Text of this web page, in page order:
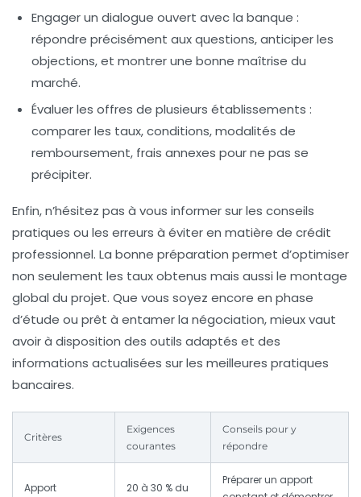
Engager un dialogue ouvert avec la banque :
répondre précisément aux questions, anticiper les
objections, et montrer une bonne maîtrise du
marché.
Évaluer les offres de plusieurs établissements :
comparer les taux, conditions, modalités de
remboursement, frais annexes pour ne pas se
précipiter.
Enfin, n’hésitez pas à vous informer sur les conseils
pratiques ou les erreurs à éviter en matière de crédit
professionnel. La bonne préparation permet d’optimiser
non seulement les taux obtenus mais aussi le montage
global du projet. Que vous soyez encore en phase
d’étude ou prêt à entamer la négociation, mieux vaut
avoir à disposition des outils adaptés et des
informations actualisées sur les meilleures pratiques
bancaires.
Critères
Exigences
courantes
Conseils pour y
répondre
Apport
20 à 30 % du
Préparer un apport